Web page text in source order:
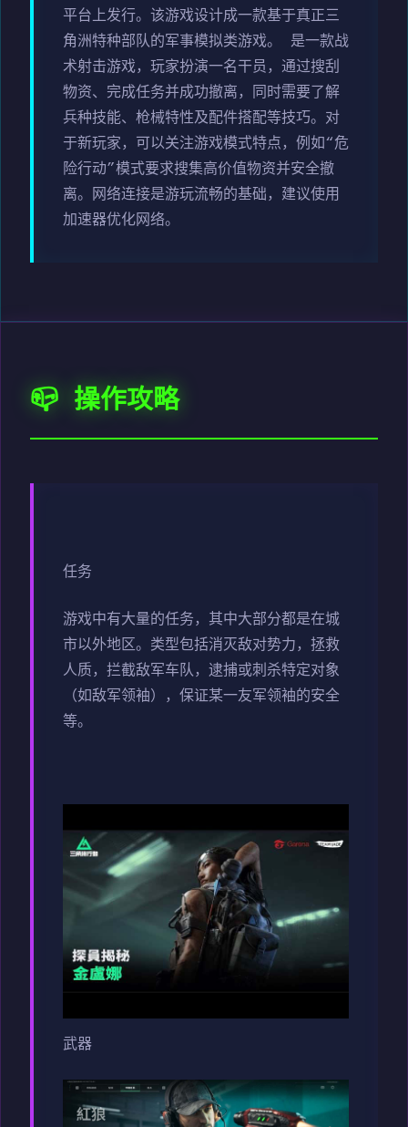
平台上发行。该游戏设计成一款基于真正三
角洲特种部队的军事模拟类游戏。 是一款战
术射击游戏，玩家扮演一名干员，通过搜刮
物资、完成任务并成功撤离，同时需要了解
兵种技能、枪械特性及配件搭配等技巧。对
于新玩家，可以关注游戏模式特点，例如“危
险行动”模式要求搜集高价值物资并安全撤
离。网络连接是游玩流畅的基础，建议使用
加速器优化网络。
📪 操作攻略
任务
游戏中有大量的任务，其中大部分都是在城
市以外地区。类型包括消灭敌对势力，拯救
人质，拦截敌军车队，逮捕或刺杀特定对象
（如敌军领袖），保证某一友军领袖的安全
等。
武器